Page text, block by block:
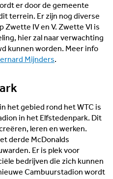
er door de gemeente
terrein. Er zijn nog diverse
Zwette IV en V. Zwette VI is
hier zal naar verwachting
kunnen worden. Meer info
Mijnders.
het gebied rond het WTC is
in het Elfstedenpark. Dit
leren en werken.
derde McDonalds
Er is plek voor
bedrijven die zich kunnen
Cambuurstadion wordt